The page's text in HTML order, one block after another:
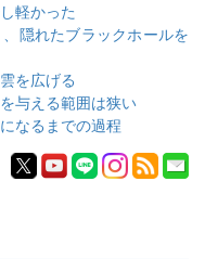
軽かった
、隠れたブラックホールを
を広げる
与える範囲は狭い
なるまでの過程